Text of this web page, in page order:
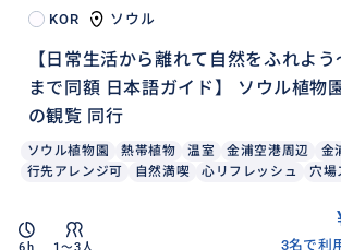
KOR ソウル
【日常生活から離れて自然をふれよ
まで同額 日本語ガイド】 ソウル植物
の観覧 同行
ソウル植物園 熱帯植物 温室 金浦空港周辺
金
行先アレンジ可
自然満喫 心リフレッシュ 穴場
3名で利